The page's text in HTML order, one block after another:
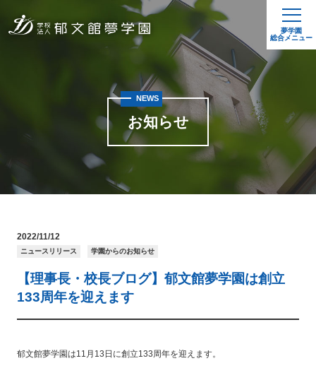
夢学園
総合メニュー
お知らせ
NEWS
2022/11/12
ニュースリリース 学園からのお知らせ
【理事長・校長ブログ】郁文館夢学園は創立
133周年を迎えます
郁文館夢学園は11月13日に創立133周年を迎えます。